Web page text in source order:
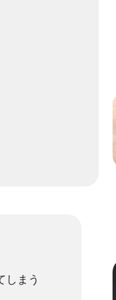
しまう